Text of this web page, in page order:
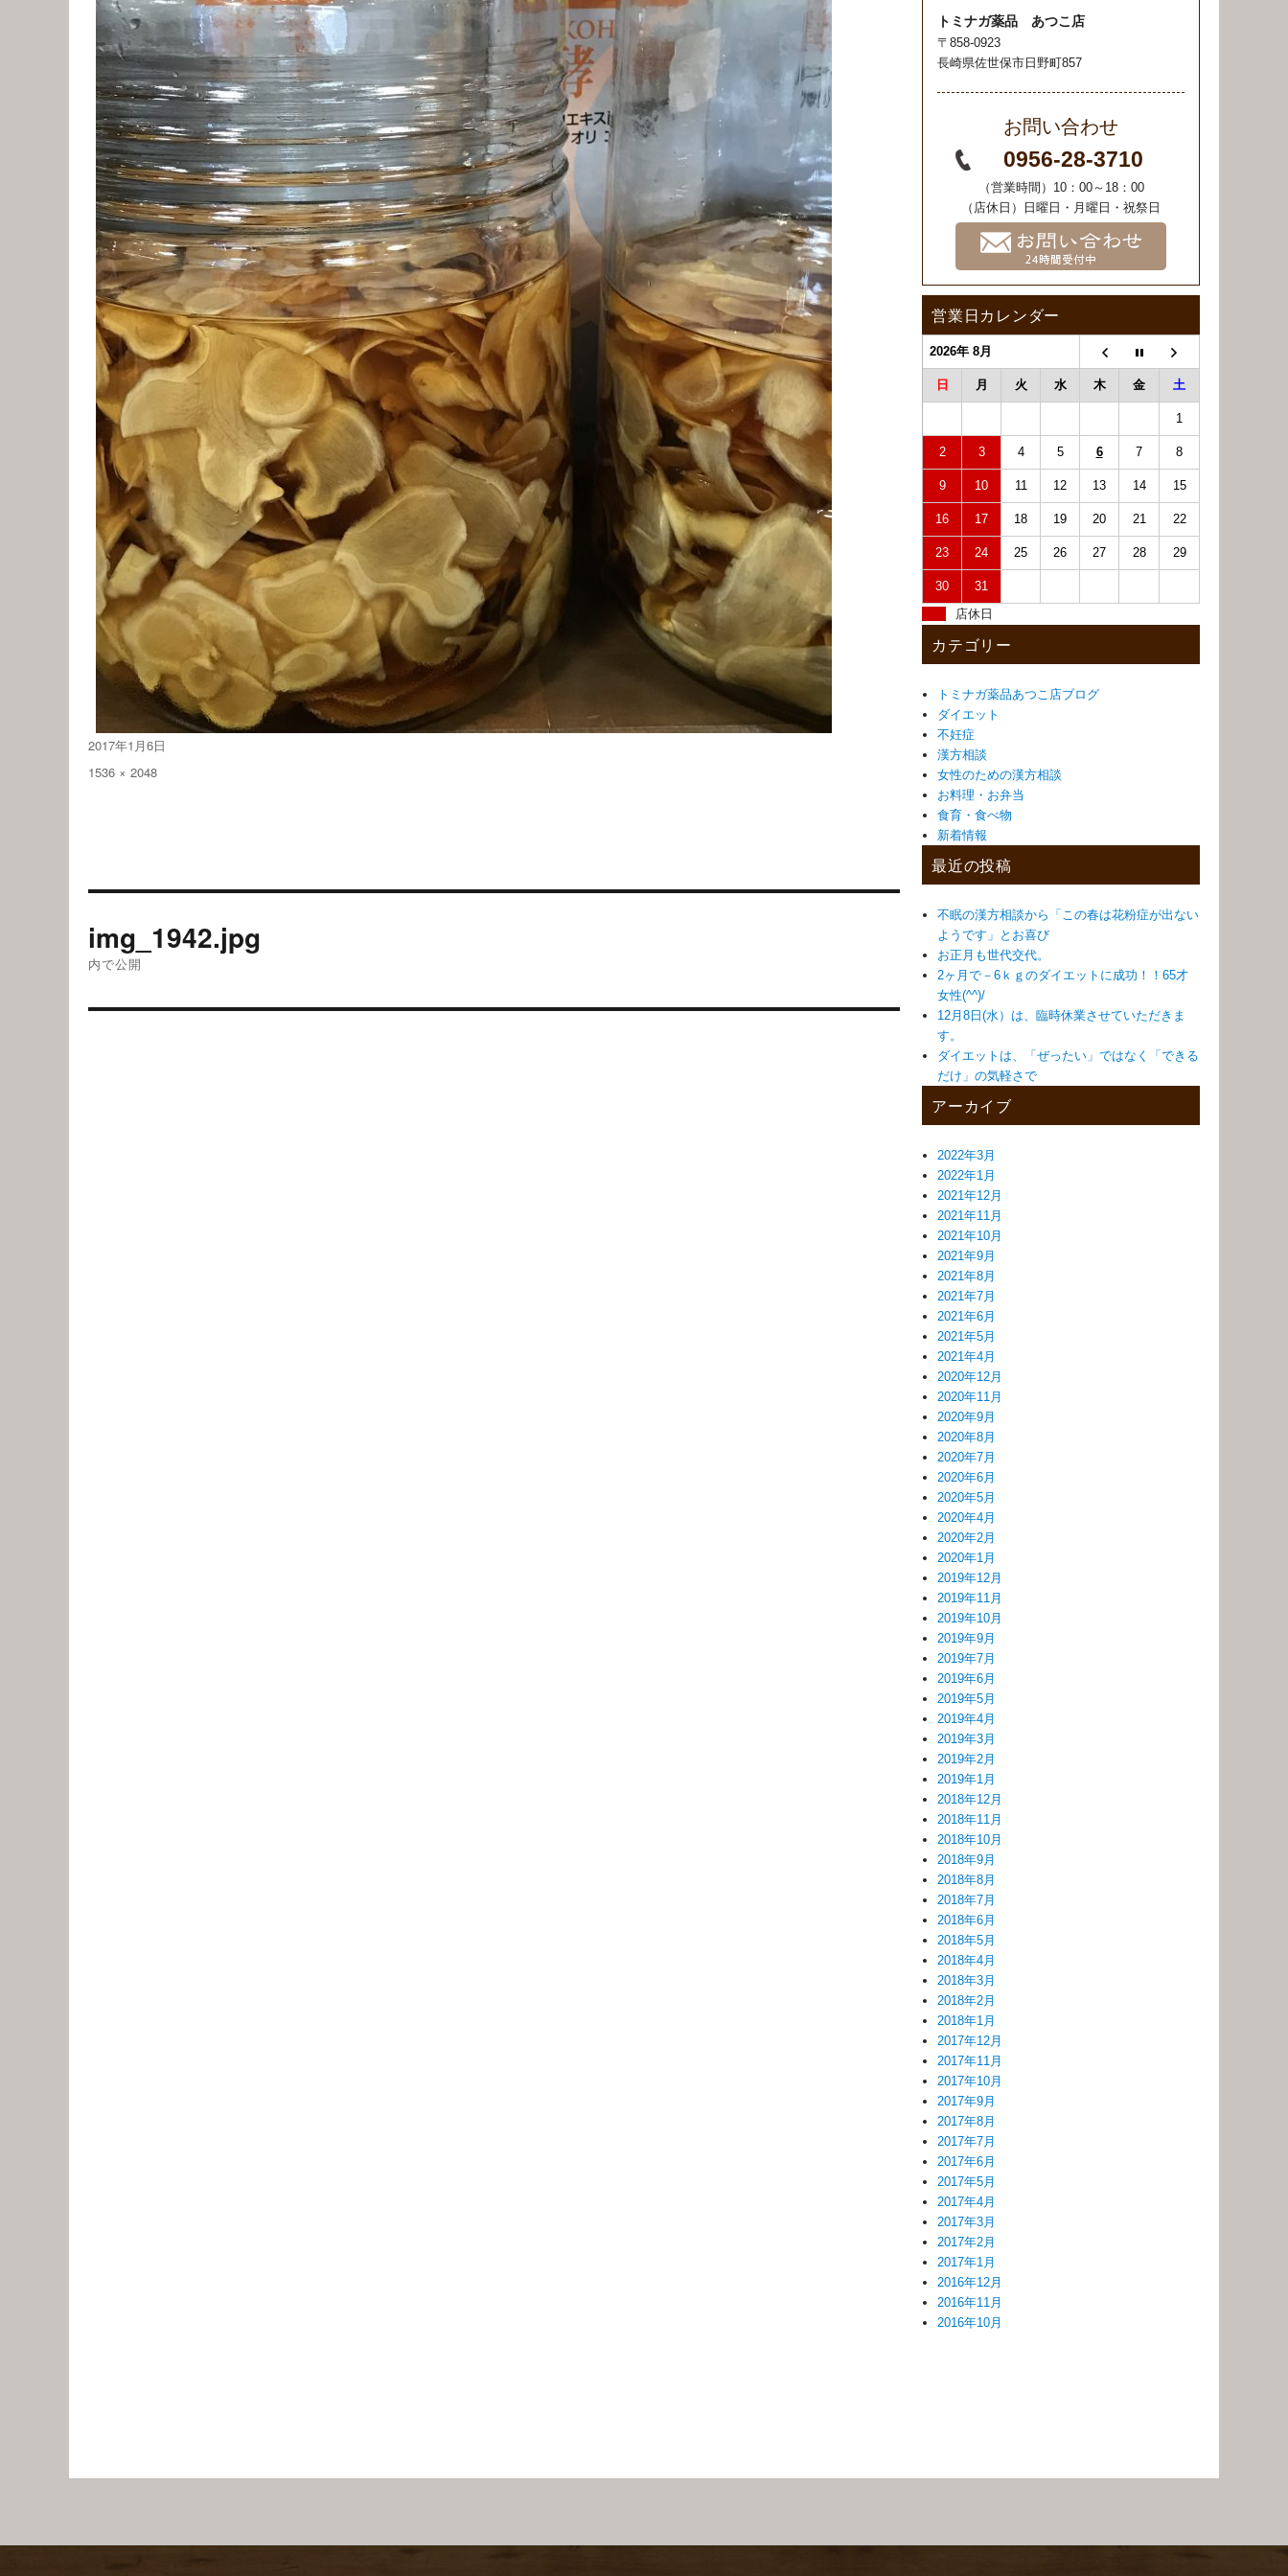
投
稿
2017年1月6日
フ
1536 × 2048
稿
ナ
ビ
img_1942.jpg
内で公開
トミナガ薬品 あつこ店
〒858-0923
長崎県佐世保市日野町857
お問い合わせ
0956-28-3710
（営業時間）10：00～18：00
（店休日）日曜日・月曜日・祝祭日
営業日カレンダー
2026年 8月
日 月 火 水 木 金 土
1
2 3 4 5 6 7 8
9 10 11 12 13 14 15
16 17 18 19 20 21 22
23 24 25 26 27 28 29
30
31
店休日
カテゴリー
トミナガ薬品あつこ店ブログ
ダイエット
不妊症
漢方相談
女性のための漢方相談
お料理・お弁当
食育・食べ物
新着情報
最近の投稿
不眠の漢方相談から「この春は花粉症が出ない
ようです」とお喜び
お正月も世代交代。
2ヶ月で－6ｋｇのダイエットに成功！！65才
女性(^^)/
12月8日(水）は、臨時休業させていただきま
す。
ダイエットは、「ぜったい」ではなく「できる
だけ」の気軽さで
アーカイブ
2022年3月
2022年1月
2021年12月
2021年11月
2021年10月
2021年9月
2021年8月
2021年7月
2021年6月
2021年5月
2021年4月
2020年12月
2020年11月
2020年9月
2020年8月
2020年7月
2020年6月
2020年5月
2020年4月
2020年2月
2020年1月
2019年12月
2019年11月
2019年10月
2019年9月
2019年7月
2019年6月
2019年5月
2019年4月
2019年3月
2019年2月
2019年1月
2018年12月
2018年11月
2018年10月
2018年9月
2018年8月
2018年7月
2018年6月
2018年5月
2018年4月
2018年3月
2018年2月
2018年1月
2017年12月
2017年11月
2017年10月
2017年9月
2017年8月
2017年7月
2017年6月
2017年5月
2017年4月
2017年3月
2017年2月
2017年1月
2016年12月
2016年11月
2016年10月